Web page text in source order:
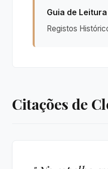
Guia de Leitura
Registos
Citações de